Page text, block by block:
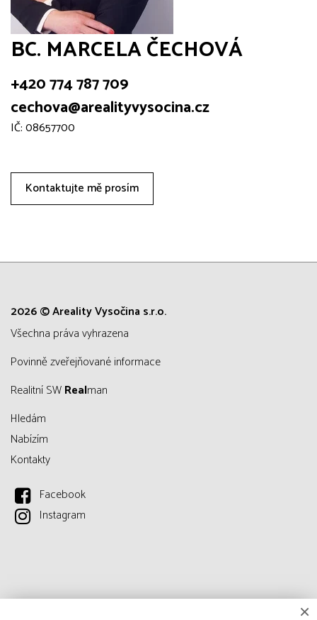
BC. MARCELA ČECHOVÁ
+420 774 787 709
cechova@arealityvysocina.cz
IČ: 08657700
Kontaktujte mě prosím
2026 © Areality Vysočina s.r.o.
všechna práva vyhrazena
Povinně zveřejňované informace
Realitní SWRealman
Hledám
Nabízím
Kontakty
Facebook
Instagram
×